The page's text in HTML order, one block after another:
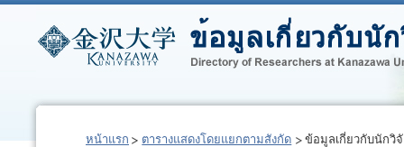
หน้าแรก ตารางแสดงโดยแยกตามสังกัด ข้อมูลเกี่ยวกับนักวิ